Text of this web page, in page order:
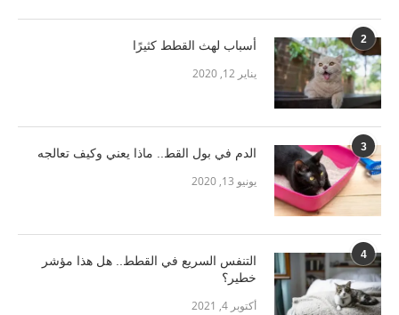
2 أسباب لهث القطط كثيرًا
يناير 12, 2020
3 الدم في بول القط.. ماذا يعني وكيف تعالجه
يونيو 13, 2020
4
التنفس السريع في القطط.. هل هذا مؤشر
خطير؟
أكتوبر 4, 2021